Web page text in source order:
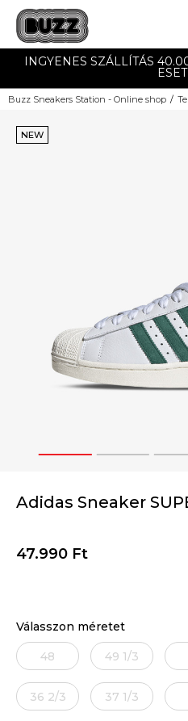
INGYENES SZÁLLÍTÁS
Buzz Sneakers Station - Online shop
1 2 3
NEW
Adidas Sneaker
47.990 Ft
Válasszon méretet
48 49 1/3
36 2/3 37 1/3